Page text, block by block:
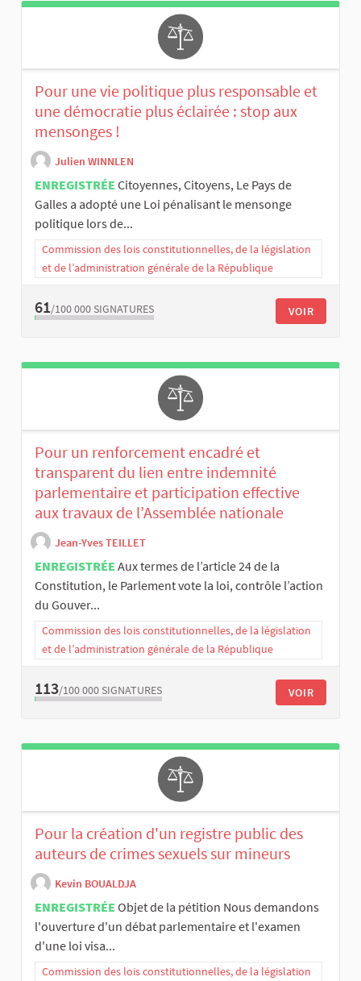
Pour une vie politique plus responsable et
une démocratie plus éclairée : stop aux
mensonges !
Julien WINNLEN
ENREGISTRÉE Citoyennes, Citoyens, Le Pays de
Galles a adopté une Loi pénalisant le mensonge
politique lors de...
Commission des lois constitutionnelles, de la législation
et de l’administration générale de la République
61/100 000 SIGNATURES VOIR
Pour un renforcement encadré et
transparent du lien entre indemnité
parlementaire et participation effective
aux travaux de l’Assemblée nationale
Jean-Yves TEILLET
ENREGISTRÉE Aux termes de l’article 24 de la
Constitution, le Parlement vote la loi, contrôle l’action
du Gouver...
Commission des lois constitutionnelles, de la législation
et de l’administration générale de la République
113/100 000 SIGNATURES VOIR
Pour la création d'un registre public des
auteurs de crimes sexuels sur mineurs
Kevin BOUALDJA
ENREGISTRÉE Objet de la pétition Nous demandons
l'ouverture d'un débat parlementaire et l'examen
d'une loi visa...
Commission des lois constitutionnelles, de la législation